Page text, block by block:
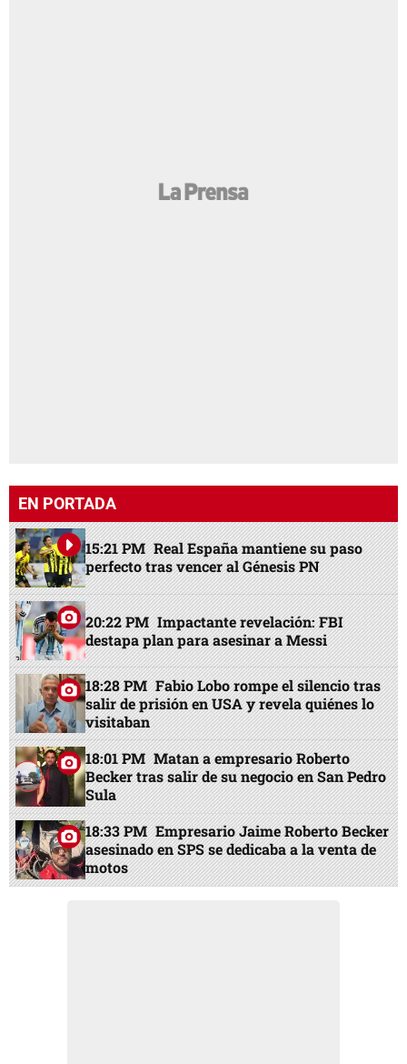
EN PORTADA
15:21 PM Real España mantiene su paso
perfecto tras vencer al Génesis PN
20:22 PM Impactante revelación: FBI
destapa plan para asesinar a Messi
18:28 PM Fabio Lobo rompe el silencio tras
salir de prisión en USA y revela quiénes lo
visitaban
18:01 PM Matan a empresario Roberto
Becker tras salir de su negocio en San Pedro
Sula
18:33 PM Empresario Jaime Roberto Becker
asesinado en SPS se dedicaba a la venta de
motos